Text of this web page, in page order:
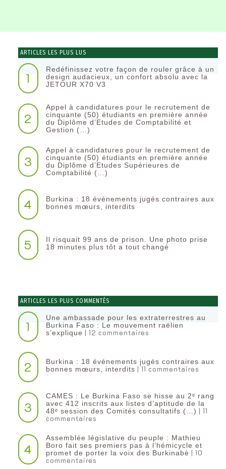
ARTICLES LES PLUS LUS
1
Redéfinissez votre façon de rouler grâce à un
design audacieux, un confort absolu avec la
JETOUR X70 V3
2
Appel à candidatures pour le recrutement de
cinquante (50) étudiants en première année
du Diplôme d’Etudes de Comptabilité et
Gestion (…)
3
Appel à candidatures pour le recrutement de
cinquante (50) étudiants en première année
du Diplôme d’Etudes Supérieures de
Comptabilité (…)
4
Burkina : 18 événements jugés contraires aux
bonnes mœurs, interdits
5
Il risquait 99 ans de prison. Une photo prise
18 minutes plus tôt a tout changé
ARTICLES LES PLUS COMMENTÉS
1
Une ambassade pour les extraterrestres au
Burkina Faso : Le mouvement raëlien
s’explique | 12 commentaires
2
Burkina : 18 événements jugés contraires aux
bonnes mœurs, interdits | 11 commentaires
3
CAMES : Le Burkina Faso se hisse au 2ᵉ rang
avec 412 inscrits aux listes d’aptitude de la
48ᵉ session des Comités consultatifs (…) | 11
commentaires
4
Assemblée législative du peuple : Mathieu
Boro fait ses premiers pas à l’hémicycle et
promet de porter la voix des Burkinabè | 10
commentaires